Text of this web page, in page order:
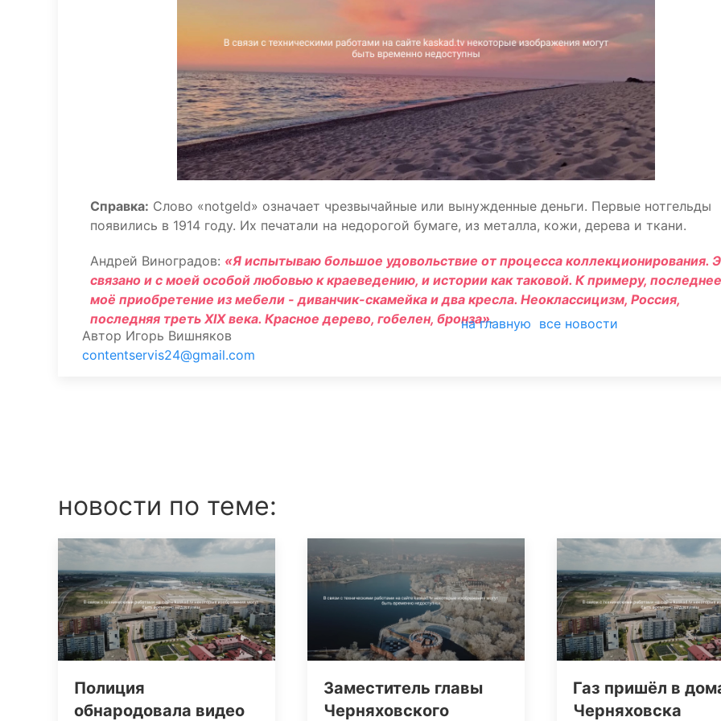
Справка: Слово «notgeld» означает чрезвычайные или вынужденные деньги. Первые нотгельды
появились в 1914 году. Их печатали на недорогой бумаге, из металла, кожи, дерева и ткани.
Андрей Виноградов: «Я испытываю большое удовольствие от процесса коллекционирования.
связано и с моей особой любовью к краеведению, и истории как таковой. К примеру, последнее
моё приобретение из мебели - диванчик-скамейка и два кресла. Неоклассицизм, Россия,
последняя треть XIX века. Красное дерево, гобелен, бронза».
Автор Игорь Вишняков
contentservis24@gmail.com
на главную все новости
новости по теме:
Полиция
обнародовала видео
Заместитель главы
Черняховского
Газ пришёл в
Черняховска